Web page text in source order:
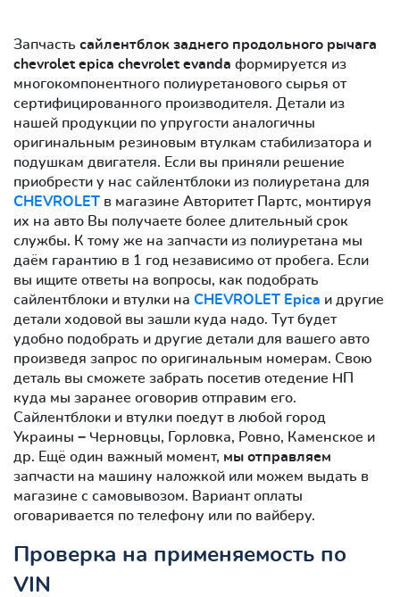
Запчасть сайлентблок заднего продольного рычага
chevrolet epica chevrolet evanda формируется из
многокомпонентного полиуретанового сырья от
сертифицированного производителя. Детали из
нашей продукции по упругости аналогичны
оригинальным резиновым втулкам стабилизатора и
подушкам двигателя. Если вы приняли решение
приобрести у нас сайлентблоки из полиуретана для
CHEVROLET в магазине Авторитет Партс, монтируя
их на авто Вы получаете более длительный срок
службы. К тому же на запчасти из полиуретана мы
даём гарантию в 1 год независимо от пробега. Если
вы ищите ответы на вопросы, как подобрать
сайлентблоки и втулки на CHEVROLET Epica и другие
детали ходовой вы зашли куда надо. Тут будет
удобно подобрать и другие детали для вашего авто
произведя запрос по оригинальным номерам. Свою
деталь вы сможете забрать посетив отедение НП
куда мы заранее оговорив отправим его.
Сайлентблоки и втулки поедут в любой город
Украины − Черновцы, Горловка, Ровно, Каменское и
др. Ещё один важный момент, мы отправляем
запчасти на машину наложкой или можем выдать в
магазине с самовывозом. Вариант оплаты
оговаривается по телефону или по вайберу.
Проверка на применяемость по
VIN